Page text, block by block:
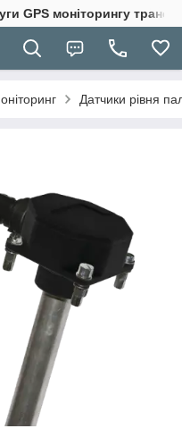
GPS моніторингу
Датчики рівня